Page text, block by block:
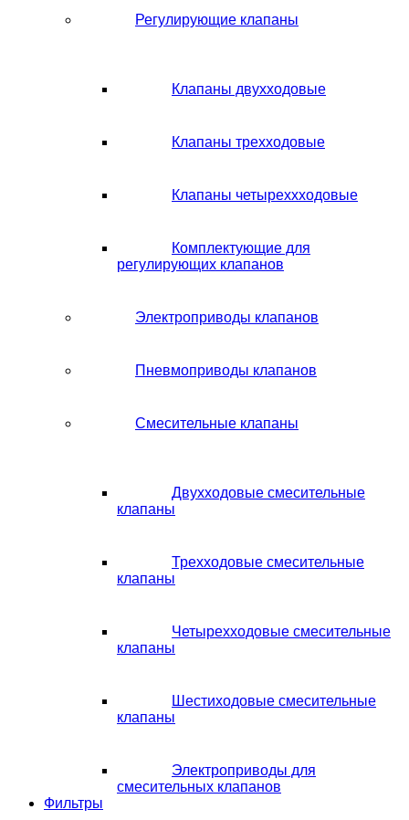
Регулирующие клапаны
Клапаны двухходовые
Клапаны трехходовые
Клапаны четыреххходовые
Комплектующие для
регулирующих клапанов
Электроприводы клапанов
Пневмоприводы клапанов
Смесительные клапаны
Двухходовые смесительные
клапаны
Трехходовые смесительные
клапаны
Четырехходовые смесительные
клапаны
Шестиходовые смесительные
клапаны
Электроприводы для
смесительных клапанов
Фильтры